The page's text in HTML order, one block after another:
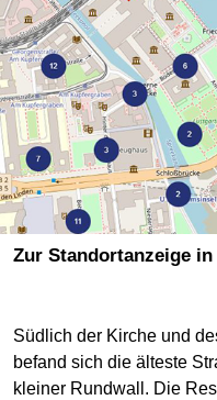
Zur Standortanzeige
Südlich der Kirche und
befand sich die älteste
kleiner Rundwall. Die